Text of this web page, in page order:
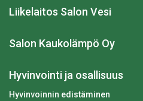
Liikelaitos Salon Vesi
Salon Kaukolämpö Oy
Hyvinvointi ja osallisuus
Hyvinvoinnin edistäminen